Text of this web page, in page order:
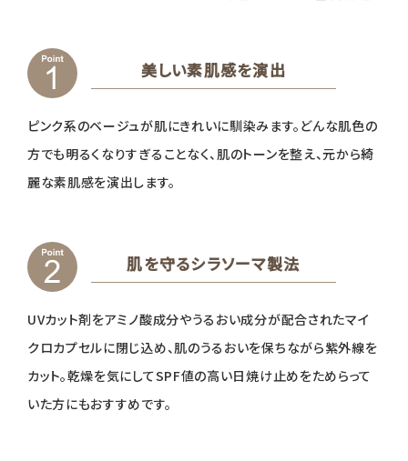
美しい素肌感を演出
ピンク系のベージュが肌にきれいに馴染みます。どんな肌色の
方でも明るくなりすぎることなく、肌のトーンを整え、元から綺
麗な素肌感を演出します。
肌を守るシラソーマ製法
UVカット剤をアミノ酸成分やうるおい成分が配合されたマイ
クロカプセルに閉じ込め、肌のうるおいを保ちながら紫外線を
カット。乾燥を気にしてSPF値の高い日焼け止めをためらって
いた方にもおすすめです。